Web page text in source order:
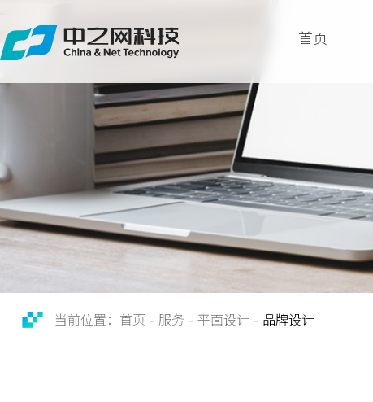
首页
首页
关于
服务
案例
留言
当前位置：首页 - 服务 - 平面设计 - 品牌设计